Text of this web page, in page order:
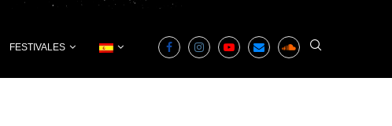
FESTIVALES